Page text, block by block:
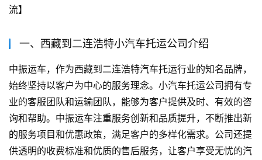
流】
一、西藏到二连浩特小汽车托运公司介绍
中振运车，作为西藏到二连浩特汽车托运行业的知名品牌，
始终坚持以客户为中心的服务理念。小汽车托运公司拥有专
业的客服团队和运输团队，能够为客户提供及时、有效的咨
询和帮助。中振运车注重服务创新和品质提升，不断推出新
的服务项目和优惠政策，满足客户的多样化需求。公司还提
供透明的收费标准和优质的售后服务，让客户享受无忧的汽